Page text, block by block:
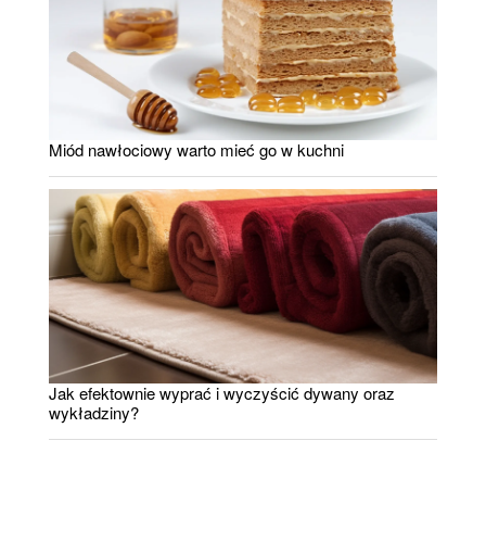
Miód nawłociowy warto mieć go w kuchni
Jak efektownie wyprać i wyczyścić dywany oraz
wykładziny?